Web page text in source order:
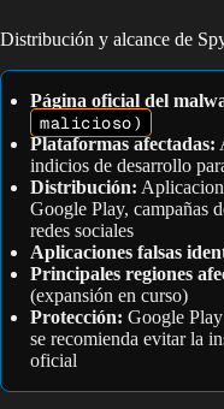
Distribución y alcance de
Página oficial del
malicioso)
Plataformas afectadas:
indicios de desarrollo
Distribución:
Google Play, campañas
redes sociales
Aplicaciones falsas
Principales regiones
(expansión en curso)
Protección: Google
se recomienda evitar la
oficial